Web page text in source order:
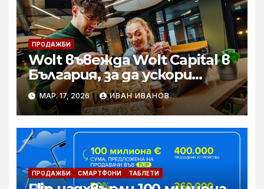
ПРОДАЖБИ
Wolt въвежда Wolt Capital в
България, за да ускори
растежа на малкия и
среден бизнес
МАР. 17, 2026 ИВАН ИВАНОВ
ПРОДАЖБИ СМАРТФОНИ ТАБЛЕТИ